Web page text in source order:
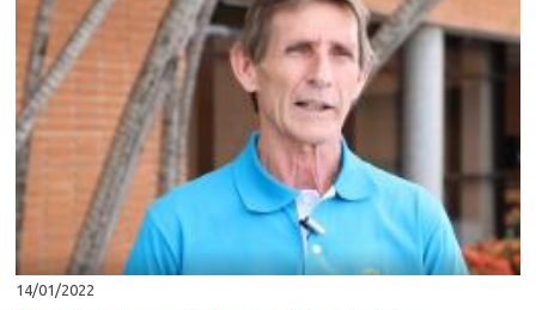
14/01/2022